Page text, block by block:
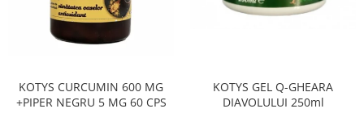
KOTYS CURCUMIN 600 MG
+PIPER NEGRU 5 MG 60 CPS
KOTYS GEL Q-GHEARA
DIAVOLULUI 250ml